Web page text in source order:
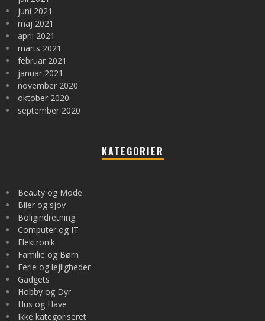
juni 2021
maj 2021
april 2021
marts 2021
februar 2021
januar 2021
november 2020
oktober 2020
september 2020
KATEGORIER
Beauty og Mode
Biler og sjov
Boligindretning
Computer og IT
Elektronik
Familie og Børn
Ferie og lejligheder
Gadgets
Hobby og Dyr
Hus og Have
Ikke kategoriseret